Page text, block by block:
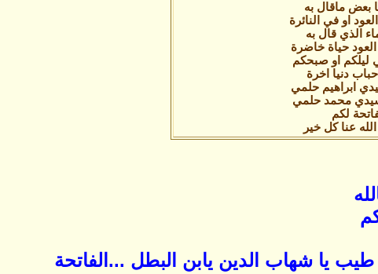
بعض ماقال به
او في النائرة
الذي قال به
حياة خاضرة
ليلكم او صبحكم
دنيا اخرة
ابراهيم حلمي
محمد حلمي
لكم
عنا كل خير
طيب يا شهاب الدين يابن البطل ...الفاتحة